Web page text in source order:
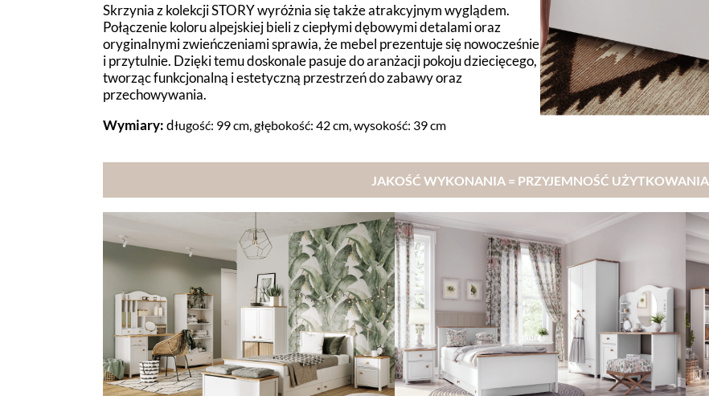
Skrzynia z kolekcji STORY wyróżnia się także atrakcyjnym wyglądem.
Połączenie koloru alpejskiej bieli z ciepłymi dębowymi detalami oraz
oryginalnymi zwieńczeniami sprawia, że mebel prezentuje się nowocześnie
i przytulnie. Dzięki temu doskonale pasuje do aranżacji pokoju dziecięcego,
tworząc funkcjonalną i estetyczną przestrzeń do zabawy oraz
przechowywania.
Wymiary:długość: 99 cm, głębokość: 42 cm, wysokość: 39 cm
JAKOŚĆ WYKONANIA = PRZYJEMNOŚĆ UŻYTKOWANIA